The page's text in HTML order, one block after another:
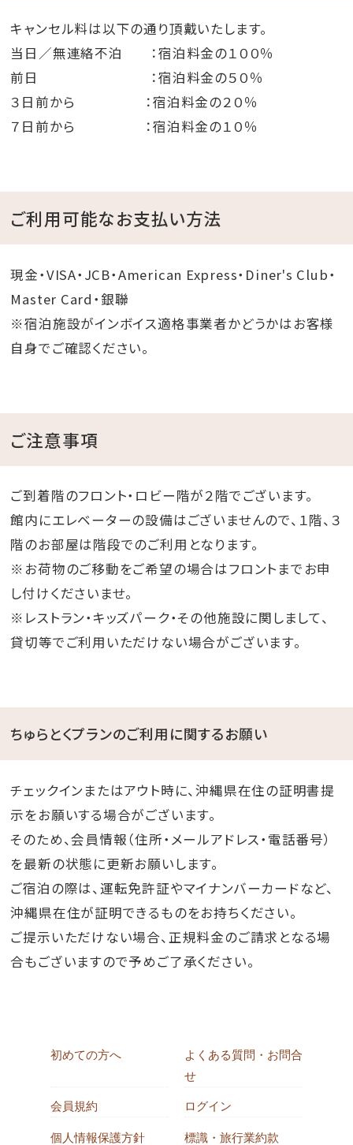
キャンセル料は以下の通り頂戴いたします。
当日／無連絡不泊 ：宿泊料金の１００％
前日 ：宿泊料金の５０％
３日前から ：宿泊料金の２０％
７日前から ：宿泊料金の１０％
ご利用可能なお支払い方法
現金・VISA・JCB・American Express・Diner's Club・
Master Card・銀聯
※宿泊施設がインボイス適格事業者かどうかはお客様
自身でご確認ください。
ご注意事項
ご到着階のフロント・ロビー階が２階でございます。
館内にエレベーターの設備はございませんので、１階、３
階のお部屋は階段でのご利用となります。
※お荷物のご移動をご希望の場合はフロントまでお申
し付けくださいませ。
※レストラン・キッズパーク・その他施設に関しまして、
貸切等でご利用いただけない場合がございます。
ちゅらとくプランのご利用に関するお願い
チェックインまたはアウト時に、沖縄県在住の証明書提
示をお願いする場合がございます。
そのため、会員情報（住所・メールアドレス・電話番号）
を最新の状態に更新お願いします。
ご宿泊の際は、運転免許証やマイナンバーカードなど、
沖縄県在住が証明できるものをお持ちください。
ご提示いただけない場合、正規料金のご請求となる場
合もございますので予めご了承ください。
初めての方へ
よくある質問・お問合
せ
会員規約 ログイン
個人情報保護方針 標識・旅行業約款